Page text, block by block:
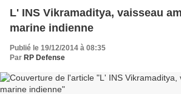
L' INS Vikramaditya, vaisseau
marine indienne
Publié le 19/12/2014 à 08:35
Par RP Defense